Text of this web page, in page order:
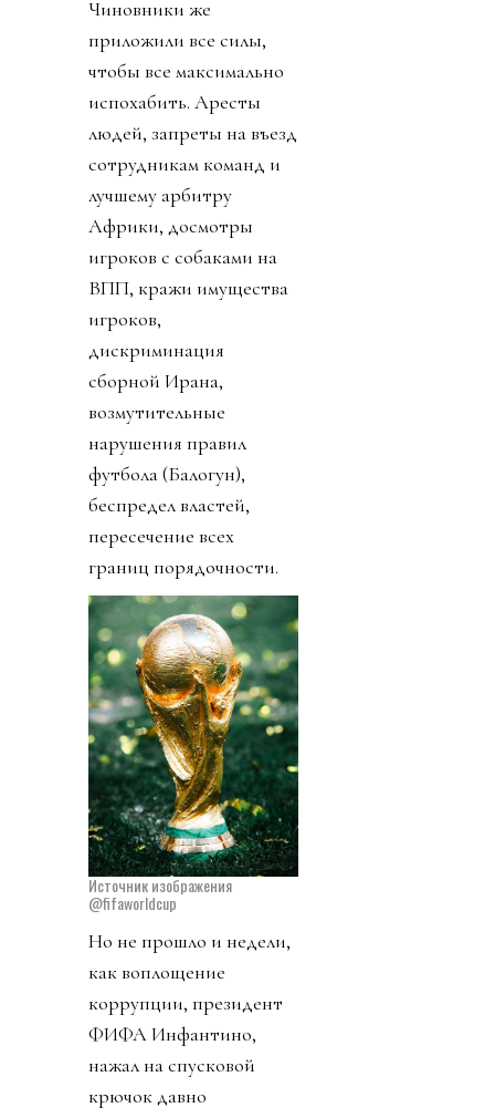
Чиновники же
приложили все силы,
чтобы все максимально
испохабить. Аресты
людей, запреты на въезд
сотрудникам команд и
лучшему арбитру
Африки, досмотры
игроков с собаками на
ВПП, кражи имущества
игроков,
дискриминация
сборной Ирана,
возмутительные
нарушения правил
футбола (Балогун),
беспредел властей,
пересечение всех
границ порядочности.
Источник изображения
@fifaworldcup
Но не прошло и недели,
как воплощение
коррупции, президент
ФИФА Инфантино,
нажал на спусковой
крючок давно